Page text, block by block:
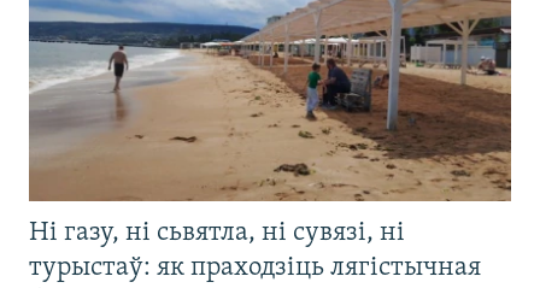
Ні газу, ні сьвятла, ні сувязі, ні
турыстаў: як праходзіць лягістычная